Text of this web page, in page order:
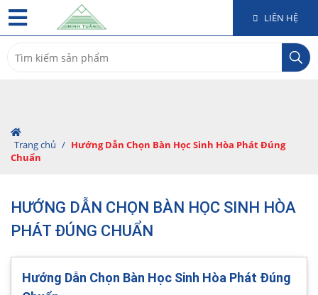
LIÊN HỆ
for:
Trang chủ / Hướng Dẫn Chọn Bàn Học Sinh Hòa Phát Đúng
Chuẩn
HƯỚNG DẪN CHỌN BÀN HỌC SINH HÒA
PHÁT ĐÚNG CHUẨN
Hướng Dẫn Chọn Bàn Học Sinh Hòa Phát Đúng